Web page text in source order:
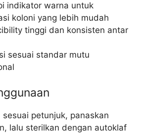
indikator warna untuk
koloni yang lebih mudah
tinggi dan konsisten antar
sesuai standar mutu
petunjuk, panaskan
lalu sterilkan dengan autoklaf